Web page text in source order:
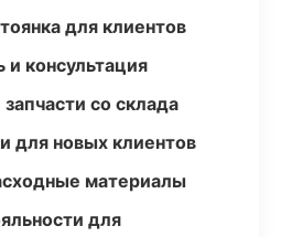
для клиентов
консультация
со склада
для новых клиентов
материалы
для